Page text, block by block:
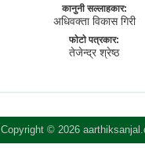
कानुनी सल्लाहकार:
अधिवक्ता विकास गिरी
फाेटाे पत्रकार:
तेजेन्द्र श्रेष्ठ
Copyright © 2026